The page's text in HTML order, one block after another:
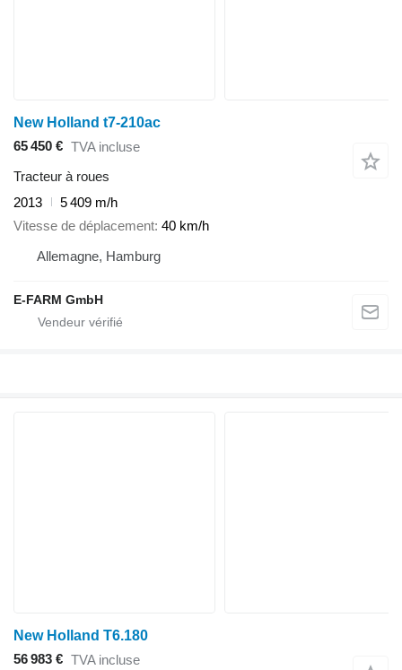
New Holland t7-210ac
65 450 € TVA incluse
Tracteur à roues
2013
5 409 m/h
Vitesse de déplacement 40 km/h
Allemagne, Hamburg
E-FARM GmbH
New Holland T6.180
56 983 € TVA incluse